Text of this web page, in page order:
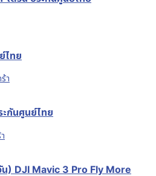
ไทย
า
กันศูนย์ไทย
) DJI Mavic 3 Pro Fly More